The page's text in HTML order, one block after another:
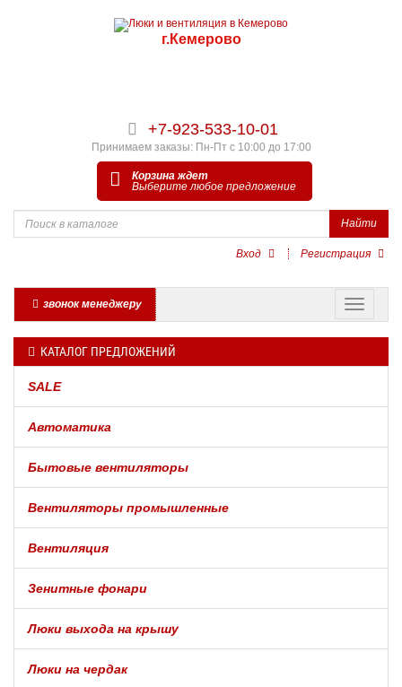
г.Кемерово
+7-923-533-10-01
Принимаем заказы: Пн-Пт с 10:00 до 17:00
Корзина ждет
Выберите любое предложение
Найти
Вход Регистрация
звонок менеджеру
КАТАЛОГ ПРЕДЛОЖЕНИЙ
SALE
Автоматика
Бытовые вентиляторы
Вентиляторы промышленные
Вентиляция
Зенитные фонари
Люки выхода на крышу
Люки на чердак